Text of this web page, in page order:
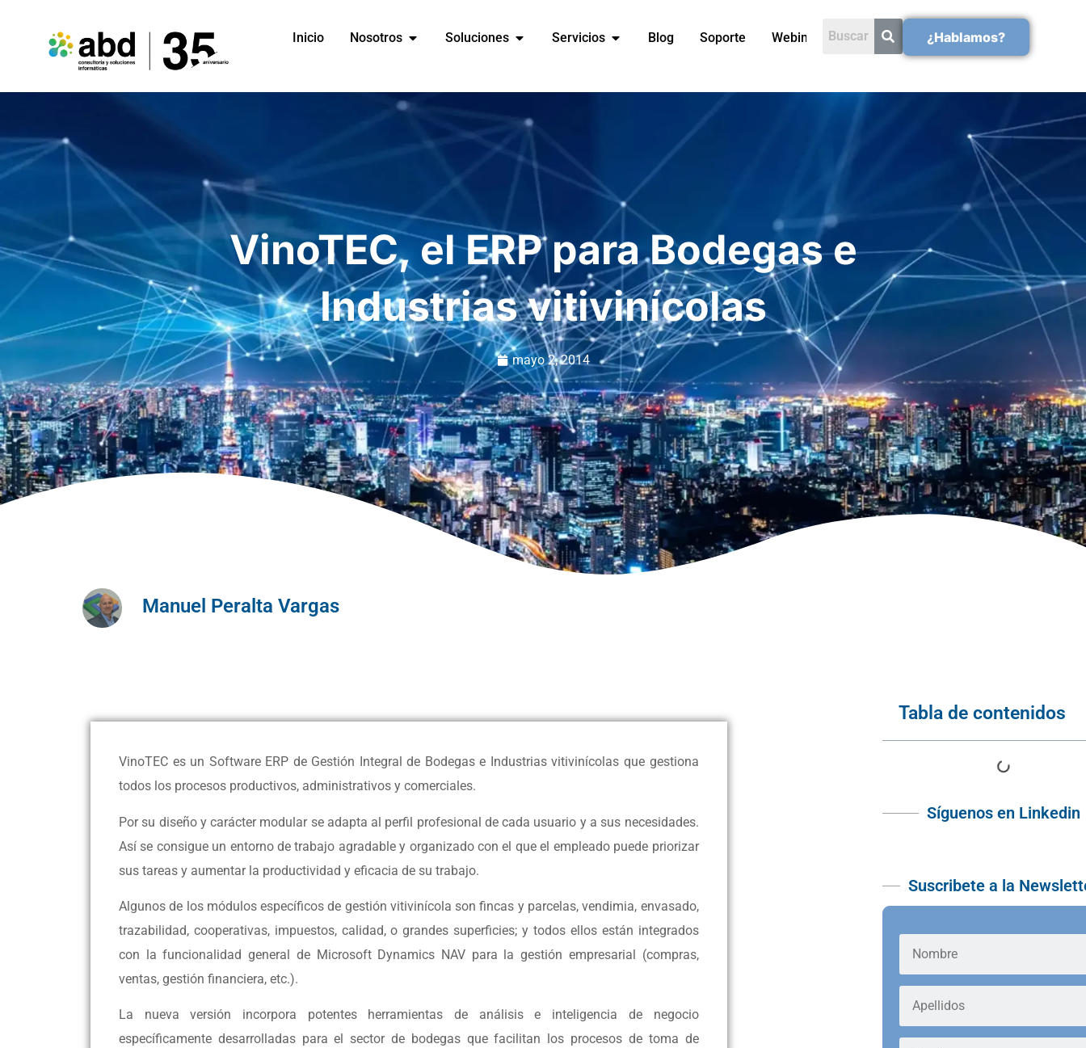
Inicio Nosotros Soluciones Servicios Blog Soporte Webinars ¿Hablamos?
VinoTEC, el ERP para Bodegas e
Industrias vitivinícolas
mayo 2, 2014
Manuel Peralta Vargas
VinoTEC es un Software ERP de Gestión Integral de Bodegas e Industrias vitivinícolas que gestiona
todos los procesos productivos, administrativos y comerciales.
Por su diseño y carácter modular se adapta al perfil profesional de cada usuario y a sus necesidades.
Así se consigue un entorno de trabajo agradable y organizado con el que el empleado puede priorizar
sus tareas y aumentar la productividad y eficacia de su trabajo.
Algunos de los módulos específicos de gestión vitivinícola son fincas y parcelas, vendimia, envasado,
trazabilidad, cooperativas, impuestos, calidad, o grandes superficies; y todos ellos están integrados
con la funcionalidad general de Microsoft Dynamics NAV para la gestión empresarial (compras,
ventas, gestión financiera, etc.).
La nueva versión incorpora potentes herramientas de análisis e inteligencia de negocio
específicamente desarrolladas para el sector de bodegas que facilitan los procesos de toma de
Tabla de contenidos
Síguenos en Linkedin
Suscribete a la